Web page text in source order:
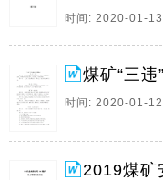
时间: 2020-01-
煤矿“三
时间: 2020-01-
2019煤矿